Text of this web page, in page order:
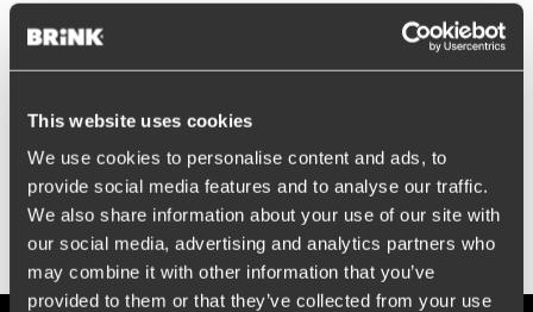
This website uses cookies
We use cookies to personalise content and ads, to
provide social media features and to analyse our traffic.
We also share information about your use of our site with
our social media, advertising and analytics partners who
may combine it with other information that you’ve
provided to them or that they’ve collected from your use
updates direct in je inbox. Inspiratie, kennis en
praktijk - elke maand opnieuw.